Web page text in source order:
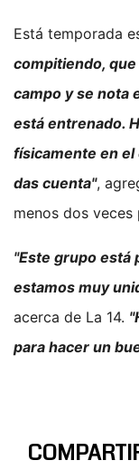
Está temporada
compitiendo,
campo y se nota
está entrenado.
físicamente en el
das cuenta",
menos dos veces
"Este grupo está
estamos muy
acerca de La 14.
para hacer un